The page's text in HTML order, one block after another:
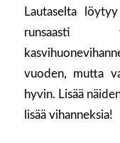
Lautaselta
runsaasti
vuoden, mutta
hyvin. Lisää
lisää vihanneksia!